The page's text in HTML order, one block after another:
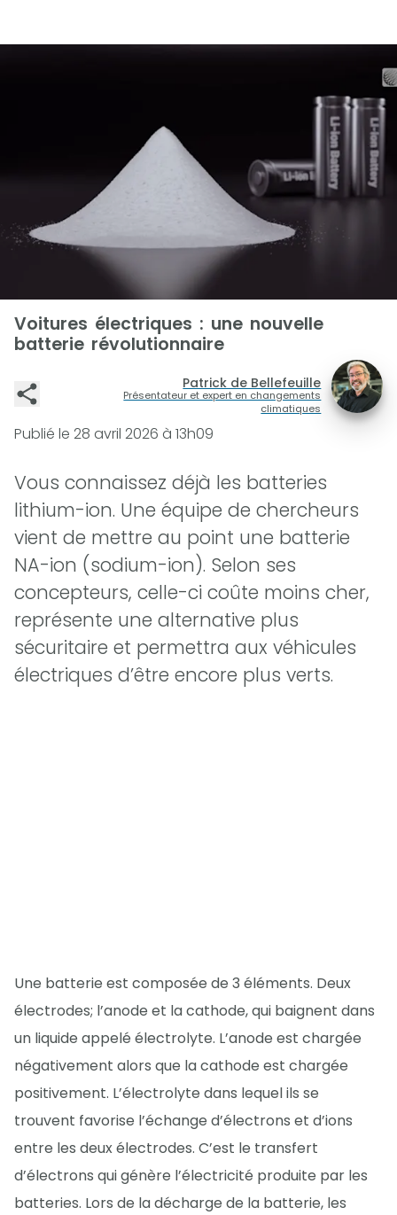
Voitures électriques : une nouvelle
batterie révolutionnaire
Patrick de Bellefeuille
Présentateur et expert en changements
climatiques
Publié le 28 avril 2026 à 13h09
Vous connaissez déjà les batteries
lithium-ion. Une équipe de chercheurs
vient de mettre au point une batterie
NA-ion (sodium-ion). Selon ses
concepteurs, celle-ci coûte moins cher,
représente une alternative plus
sécuritaire et permettra aux véhicules
électriques d’être encore plus verts.
Une batterie est composée de 3 éléments. Deux
électrodes; l’anode et la cathode, qui baignent dans
un liquide appelé électrolyte. L’anode est chargée
négativement alors que la cathode est chargée
positivement. L’électrolyte dans lequel ils se
trouvent favorise l’échange d’électrons et d’ions
entre les deux électrodes. C’est le transfert
d’électrons qui génère l’électricité produite par les
batteries. Lors de la décharge de la batterie, les